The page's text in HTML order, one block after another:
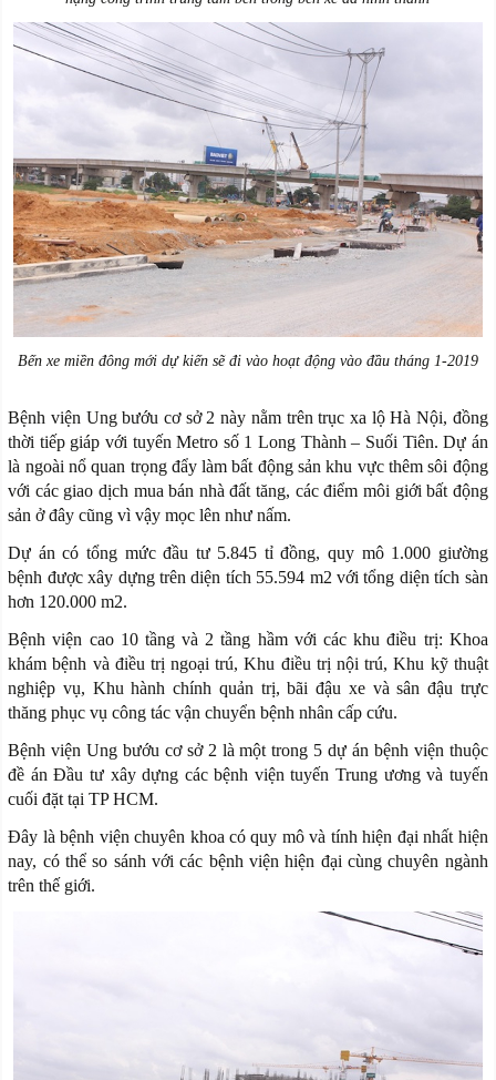
Bến xe miền đông mới dự kiến sẽ đi vào hoạt động vào đầu tháng 1-2019
Bệnh viện Ung bướu cơ sở 2 này nằm trên trục xa lộ Hà Nội, đồng
thời tiếp giáp với tuyến Metro số 1 Long Thành – Suối Tiên. Dự án
là ngoài nổ quan trọng đẩy làm bất động sản khu vực thêm sôi động
với các giao dịch mua bán nhà đất tăng, các điểm môi giới bất động
sản ở đây cũng vì vậy mọc lên như nấm.
Dự án có tổng mức đầu tư 5.845 tỉ đồng, quy mô 1.000 giường
bệnh được xây dựng trên diện tích 55.594 m2 với tổng diện tích sàn
hơn 120.000 m2.
Bệnh viện cao 10 tầng và 2 tầng hầm với các khu điều trị: Khoa
khám bệnh và điều trị ngoại trú, Khu điều trị nội trú, Khu kỹ thuật
nghiệp vụ, Khu hành chính quản trị, bãi đậu xe và sân đậu trực
thăng phục vụ công tác vận chuyển bệnh nhân cấp cứu.
Bệnh viện Ung bướu cơ sở 2 là một trong 5 dự án bệnh viện thuộc
đề án Đầu tư xây dựng các bệnh viện tuyến Trung ương và tuyến
cuối đặt tại TP HCM.
Đây là bệnh viện chuyên khoa có quy mô và tính hiện đại nhất hiện
nay, có thể so sánh với các bệnh viện hiện đại cùng chuyên ngành
trên thế giới.